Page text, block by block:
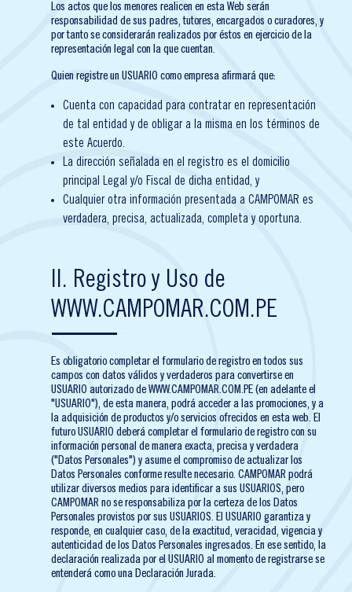
Los actos que los menores realicen en esta Web serán
responsabilidad de sus padres, tutores, encargados o curadores, y
por tanto se considerarán realizados por éstos en ejercicio de la
representación legal con la que cuentan.
Quien registre un USUARIO como empresa afirmará que:
Cuenta con capacidad para contratar en representación
de tal entidad y de obligar a la misma en los términos de
este Acuerdo.
La dirección señalada en el registro es el domicilio
principal Legal y/o Fiscal de dicha entidad, y
Cualquier otra información presentada a CAMPOMAR es
verdadera, precisa, actualizada, completa y oportuna.
II. Registro y Uso de
WWW.CAMPOMAR.COM.PE
Es obligatorio completar el formulario de registro en todos sus
campos con datos válidos y verdaderos para convertirse en
USUARIO autorizado de WWW.CAMPOMAR.COM.PE (en adelante el
"USUARIO"), de esta manera, podrá acceder a las promociones, y a
la adquisición de productos y/o servicios ofrecidos en esta web. El
futuro USUARIO deberá completar el formulario de registro con su
información personal de manera exacta, precisa y verdadera
("Datos Personales") y asume el compromiso de actualizar los
Datos Personales conforme resulte necesario. CAMPOMAR podrá
utilizar diversos medios para identificar a sus USUARIOS, pero
CAMPOMAR no se responsabiliza por la certeza de los Datos
Personales provistos por sus USUARIOS. El USUARIO garantiza y
responde, en cualquier caso, de la exactitud, veracidad, vigencia y
autenticidad de los Datos Personales ingresados. En ese sentido, la
declaración realizada por el USUARIO al momento de registrarse se
entenderá como una Declaración Jurada.